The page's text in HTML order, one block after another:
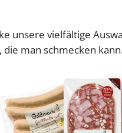
unsere vielfältige
man schmecken